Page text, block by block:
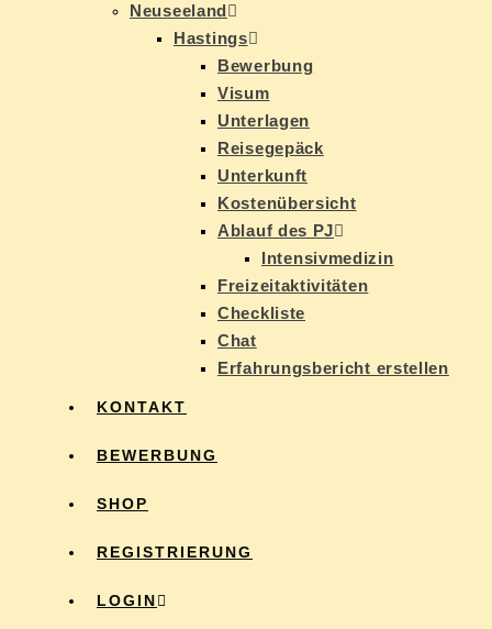
Neu­see­land
Has­tings
Be­wer­bung
Vi­sum
Un­ter­la­gen
Rei­se­ge­päck
Un­ter­kunft
Kos­ten­über­sicht
Ab­lauf des PJ
In­ten­siv­me­di­zin
Frei­zeit­ak­ti­vi­tä­ten
Check­lis­te
Chat
Er­fah­rungs­be­richt erstellen
KON­TAKT
BE­WER­BUNG
SHOP
RE­GIS­TRIE­RUNG
LOG­IN